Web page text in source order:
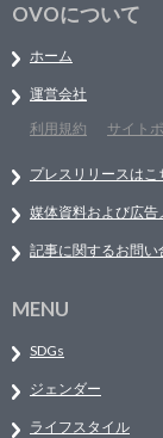
OVOについて
ホーム
運営会社
利用規約
サイト
プレスリリースはこ
媒体資料および広告
記事に関するお問い
MENU
SDGs
ジェンダー
ライフスタイル